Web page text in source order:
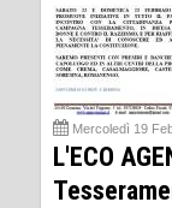
Mercoledì 19
L'ECO